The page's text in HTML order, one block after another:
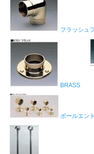
フラッシュ
BRASS
ボールエン